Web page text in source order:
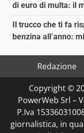
di euro di multa: il
Il trucco che ti fa
benzina all’anno:
Redazione
Copyright ©
PowerWeb Srl –
P.Iva
giornalistica, in